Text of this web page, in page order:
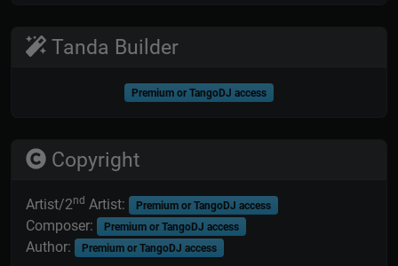
Tanda Builder
Premium or TangoDJ access
Copyright
Artist/2nd Artist: Premium or TangoDJ access
Composer: Premium or TangoDJ access
Author: Premium or TangoDJ access